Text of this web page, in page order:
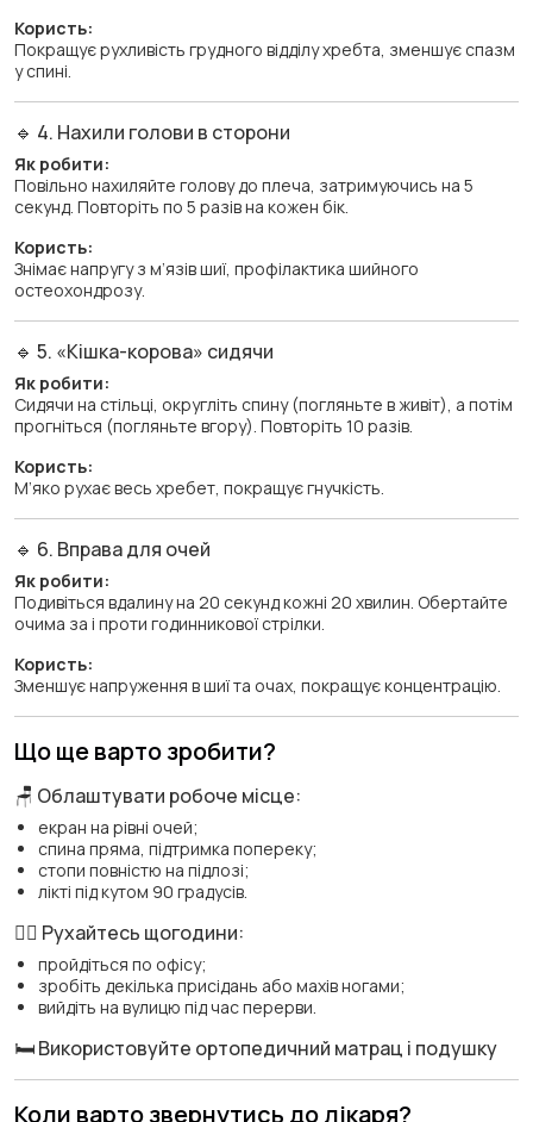
Користь:
Покращує рухливість грудного відділу хребта, зменшує спазм
у спині.
🔹 4. Нахили голови в сторони
Як робити:
Повільно нахиляйте голову до плеча, затримуючись на 5
секунд. Повторіть по 5 разів на кожен бік.
Користь:
Знімає напругу з м’язів шиї, профілактика шийного
остеохондрозу.
🔹 5. «Кішка-корова» сидячи
Як робити:
Сидячи на стільці, округліть спину (погляньте в живіт), а потім
прогніться (погляньте вгору). Повторіть 10 разів.
Користь:
М’яко рухає весь хребет, покращує гнучкість.
🔹 6. Вправа для очей
Як робити:
Подивіться вдалину на 20 секунд кожні 20 хвилин. Обертайте
очима за і проти годинникової стрілки.
Користь:
Зменшує напруження в шиї та очах, покращує концентрацію.
Що ще варто зробити?
🪑 Облаштувати робоче місце:
екран на рівні очей;
спина пряма, підтримка попереку;
стопи повністю на підлозі;
лікті під кутом 90 градусів.
🏃‍♂️ Рухайтесь щогодини:
пройдіться по офісу;
зробіть декілька присідань або махів ногами;
вийдіть на вулицю під час перерви.
🛏 Використовуйте ортопедичний матрац і подушку
Коли варто звернутись до лікаря?